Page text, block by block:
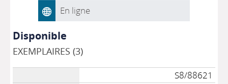
En ligne
Disponible
EXEMPLAIRES (3)
S8/88621